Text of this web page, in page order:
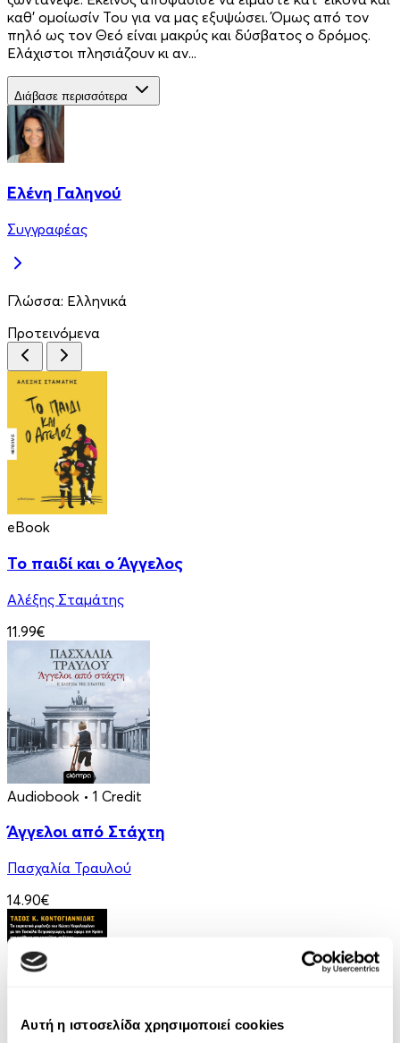
Αυτή η ιστοσελίδα χρησιμοποιεί cookies
καθ’ ομοίωσίν Του για να μας εξυψώσει. Όμως από τον
πηλό ως τον Θεό είναι μακρύς και δύσβατος ο δρόμος.
Ελάχιστοι πλησιάζουν κι αν...
Διάβασε περισσότερα
Ελένη Γαληνού
Συγγραφέας
Γλώσσα: Ελληνικά
Προτεινόμενα
eBook
Το παιδί και ο Άγγελος
Αλέξης Σταμάτης
11.99€
Audiobook • 1 Credit
Άγγελοι από Στάχτη
Πασχαλία Τραυλού
14.90€